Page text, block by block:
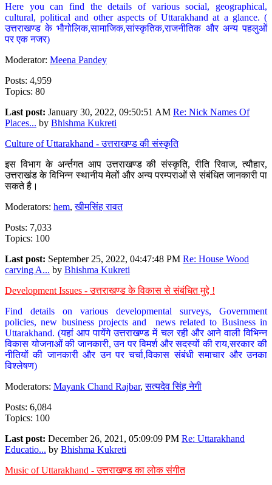
Here you can find the details of various social, geographical,
cultural, political and other aspects of Uttarakhand at a glance. (
उत्तराखण्ड के भौगोलिक,सामाजिक,सांस्कृतिक,राजनीतिक और अन्य पहलुओं
पर एक नजर)
Moderator: Meena Pandey
Posts: 4,959
Topics: 80
Last post: January 30, 2022, 09:50:51 AM Re: Nick Names Of
Places... by Bhishma Kukreti
Culture of Uttarakhand - उत्तराखण्ड की संस्कृति
इस विभाग के अर्न्तगत आप उत्तराखण्ड की संस्कृति, रीति रिवाज, त्यौहार,
उत्तराखंड के विभिन्न स्थानीय मेलों और अन्य परम्पराओं से संबंधित जानकारी पा
सकते है।
Moderators: hem,खीमसिंह रावत
Posts: 7,033
Topics: 100
Last post: September 25, 2022, 04:47:48 PM Re: House Wood
carving A... by Bhishma Kukreti
Development Issues - उत्तराखण्ड के विकास से संबंधित मुद्दे !
Find details on various developmental surveys, Government
policies, new business projects and news related to Business in
Uttarakhand. (यहां आप पायेंगे उत्तराखण्ड में चल रही और आने वाली विभिन्न
विकास योजनाओं की जानकारी, उन पर विमर्श और सदस्यों की राय,सरकार की
नीतियों की जानकारी और उन पर चर्चा,विकास संबंधी समाचार और उनका
विश्लेषण)
Moderators: Mayank Chand Rajbar,सत्यदेव सिंह नेगी
Posts: 6,084
Topics: 100
Last post: December 26, 2021, 05:09:09 PM Re: Uttarakhand
Educatio... by Bhishma Kukreti
Music of Uttarakhand - उत्तराखण्ड का लोक संगीत